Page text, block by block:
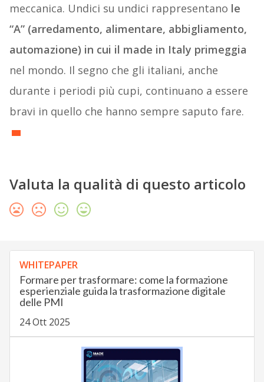
meccanica. Undici su undici rappresentano le
“A” (arredamento, alimentare, abbigliamento,
automazione) in cui il made in Italy primeggia
nel mondo. Il segno che gli italiani, anche
durante i periodi più cupi, continuano a essere
bravi in quello che hanno sempre saputo fare.
Valuta la qualità di questo articolo
WHITEPAPER
Formare per trasformare: come la formazione
esperienziale guida la trasformazione digitale
delle PMI
24 Ott 2025